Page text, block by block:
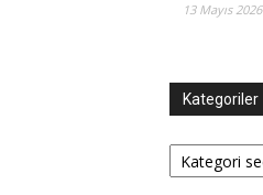
13 Mayıs 2026
Kategoriler
Kategoriler